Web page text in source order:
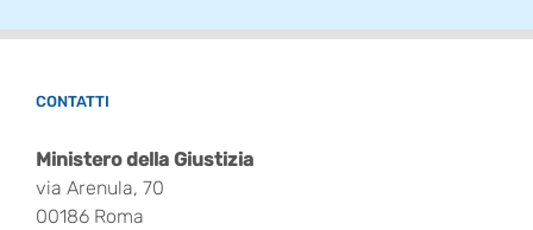
CONTATTI
Ministero della Giustizia
via Arenula, 70
00186 Roma